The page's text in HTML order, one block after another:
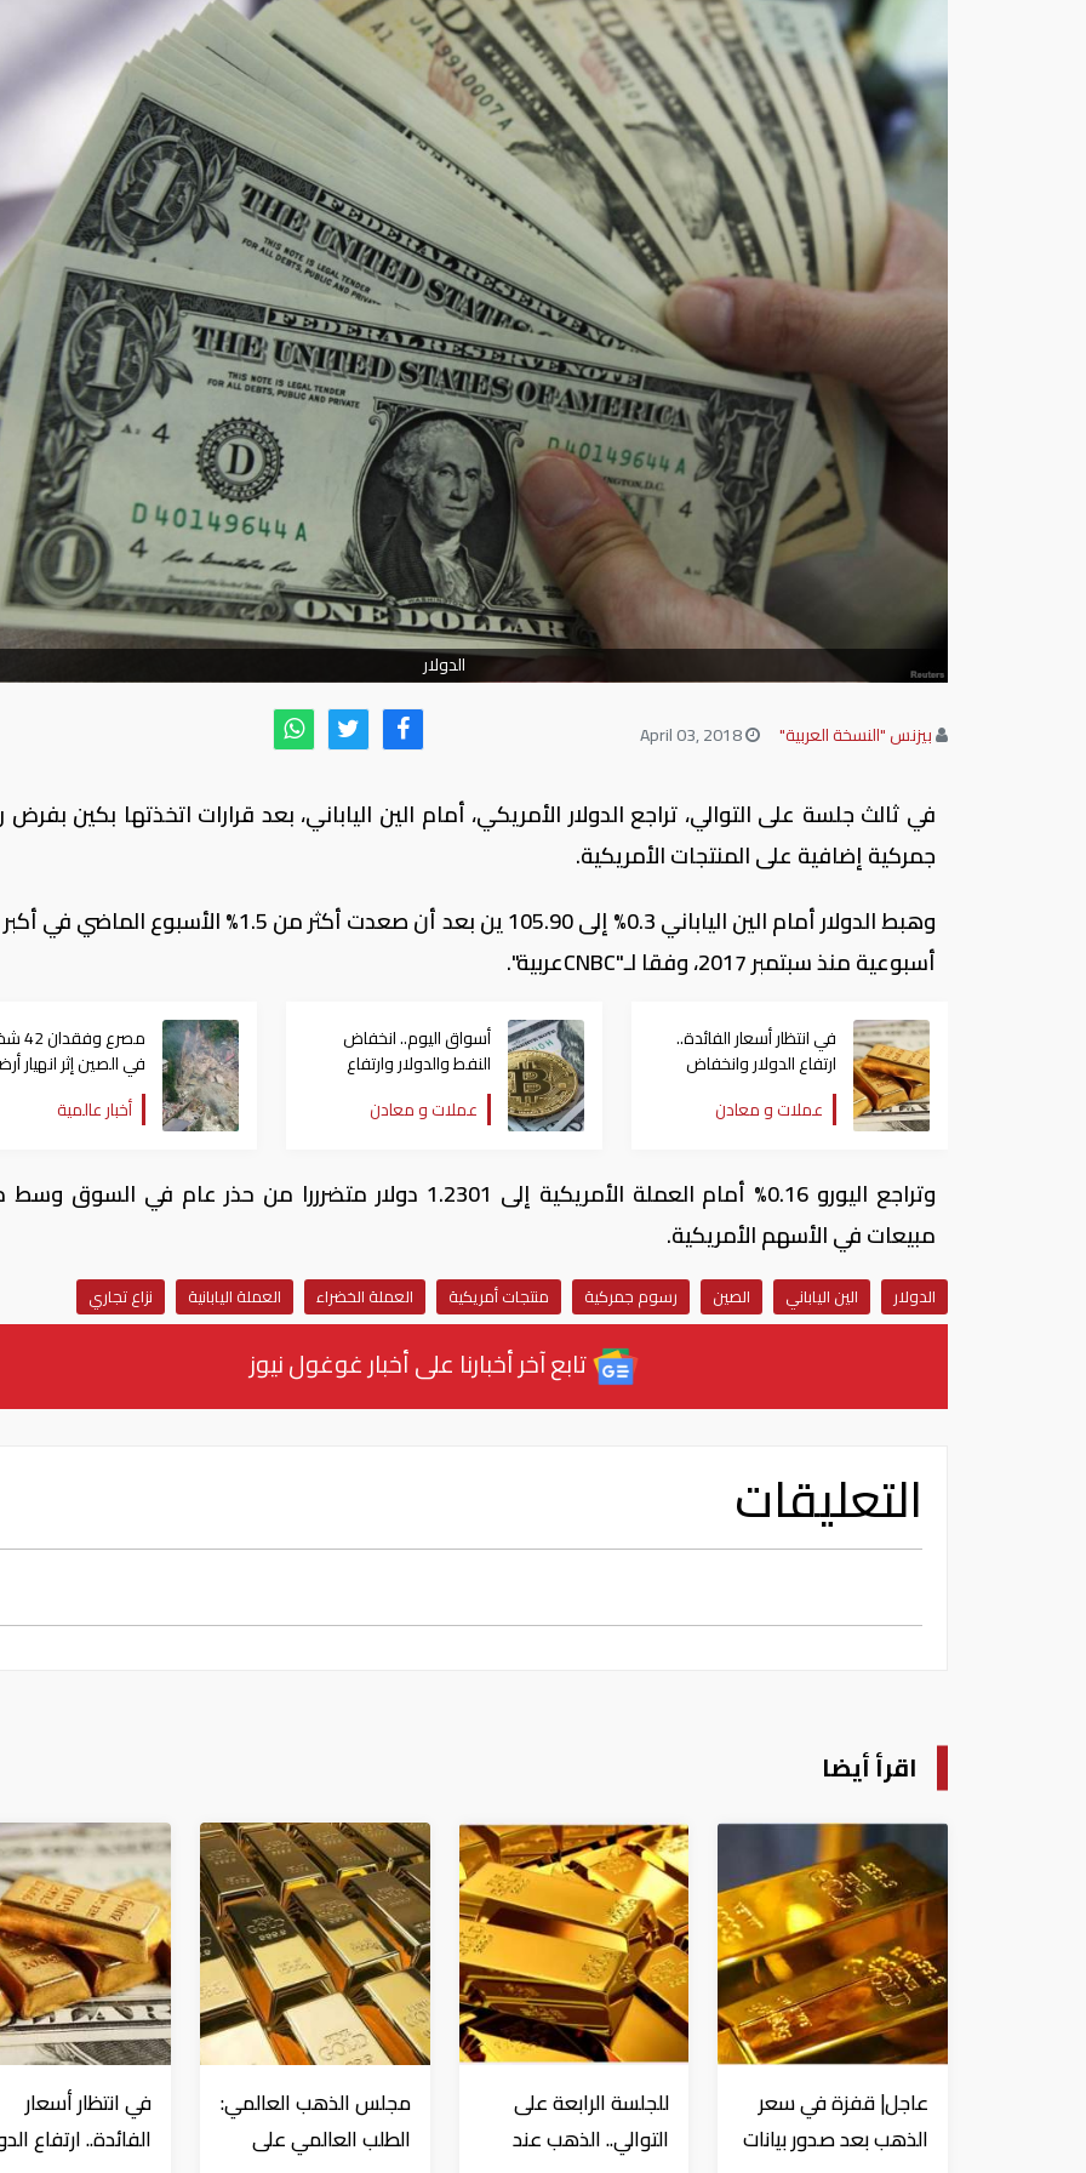
الدولار
بيزنس "النسخة العربية"
في ثالث جلسة على التوالي، تراجع الدولار الأمريكي، أمام الين الياباني، بعد قرارات اتخذتها بكين
جمركية إضافية على المنتجات الأمريكية.
وهبط الدولار أمام الين الياباني 0.3% إلى 105.90 ين بعد أن صعدت أكثر من 1.5% الأسبوع
أسبوعية منذ سبتمبر 2017، وفقا لـ"
CNBCعربية".
في انتظار أسعار الفائدة..
ارتفاع الدولار وانخفاض
الذهب
عملات و معادن
أسواق اليوم.. انخفاض
النفط والدولار وارتفاع
للذهب
عملات و معادن
مصرع
في الصين إثر انهيار
أخبار عالمية
وتراجع اليورو 0.16% أمام العملة الأمريكية إلى 1.2301 دولار متضرررا من حذر عام في
مبيعات في الأسهم الأمريكية.
الدولار الين الياباني الصين رسوم جمركية منتجات أمريكية العملة الخضراء العملة اليابانية نزاع تجاري
تابع آخر أخبارنا على أخبار غوغول نيوز
التعليقات
اقرأ أيضا
عاجل| قفزة في سعر
الذهب بعد صدور بيانات
للجلسة الرابعة على
التوالي.. الذهب عند
مجلس الذهب العالمي:
الطلب العالمي على
في انتظار أسعار
الفائدة.. ارتفاع